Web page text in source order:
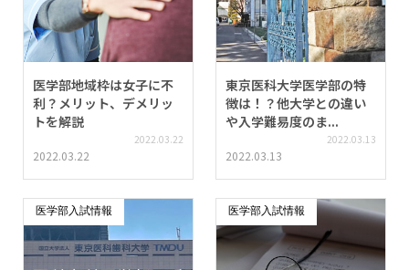
医学部地域枠は女子に不
利？メリット、デメリッ
トを解説
2022.03.22
2022.03.22
東京医科大学医学部の特
徴は！？他大学との違い
や入学難易度のま...
2022.03.13
2022.03.13
医学部入試情報 医学部入試情報